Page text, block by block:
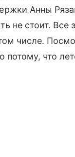
Анны
не стоит.
числе.
потому, что